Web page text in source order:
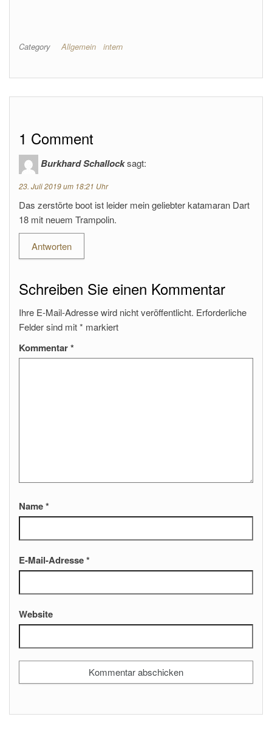
Category Allgemein intern
1 Comment
Burkhard Schallocksagt:
23. Juli 2019 um 18:21 Uhr
Das zerstörte boot ist leider mein geliebter katamaran Dart
18 mit neuem Trampolin.
Antworten
Schreiben Sie einen Kommentar
Ihre E-Mail-Adresse wird nicht veröffentlicht. Erforderliche
Felder sind mit* markiert
Kommentar*
Name*
E-Mail-Adresse*
Website